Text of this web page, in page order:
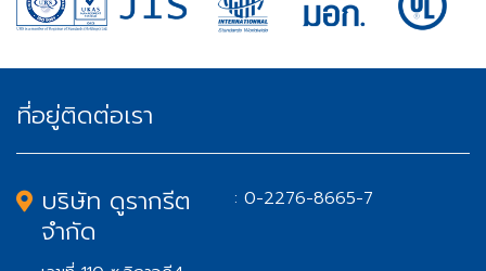
งานพ่นฉนวนกัน
ความร้อน
ที่อยู่ติดต่อเรา
บริษัท ดูรากรีต
จำกัด
: 0-2276-8665-7